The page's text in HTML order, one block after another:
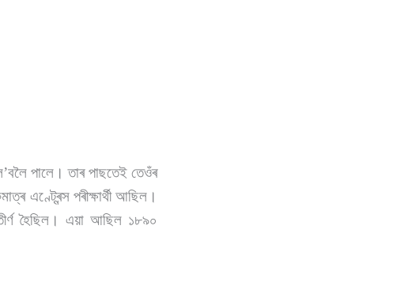
পালে। তাৰ পাছতেই তেওঁৰ
এণ্ট্ৰেন্স পৰীক্ষাৰ্থী আছিল।
হৈছিল। এয়া আছিল ১৮৯০